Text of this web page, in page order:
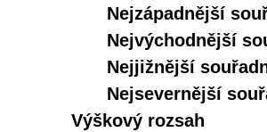
Nejzápadnější
Nejvýchodnější
Nejjižnější
Nejsevernější
Výškový rozsah